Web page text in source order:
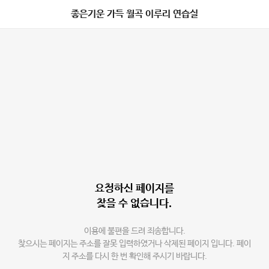
좋은기운 가득 월곡 이루리 연습실
요청하신 페이지를
찾을 수 없습니다.
이용에 불편을 드려 죄송합니다.
찾으시는 페이지는 주소를 잘못 입력하였거나 삭제된 페이지 입니다. 페이
지 주소를 다시 한 번 확인해 주시기 바랍니다.